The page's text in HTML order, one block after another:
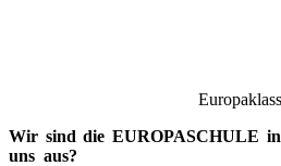
Wir sind die EUROPASCHULE
uns aus?